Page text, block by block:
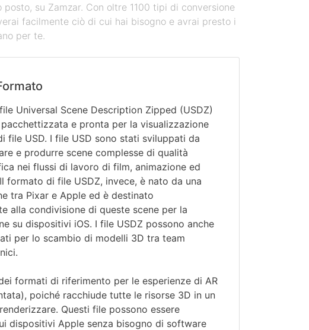
su Zamzar. Con oltre 1100 tipi di conversione
facilmente ciò di cui hai bisogno e avrai presto i
per te.
Universal Scene Description Zipped (USDZ)
e pronta per la visualizzazione
file USD. I file USD sono stati sviluppati da
e produrre scene complesse di qualità
nei flussi di lavoro di film, animazione ed
formato di file USDZ, invece, è nato da una
tra Pixar e Apple ed è destinato
alla condivisione di queste scene per la
su dispositivi iOS. I file USDZ possono anche
per lo scambio di modelli 3D tra team
formati di riferimento per le esperienze di AR
poiché racchiude tutte le risorse 3D in un
Questi file possono essere
dispositivi Apple senza bisogno di software